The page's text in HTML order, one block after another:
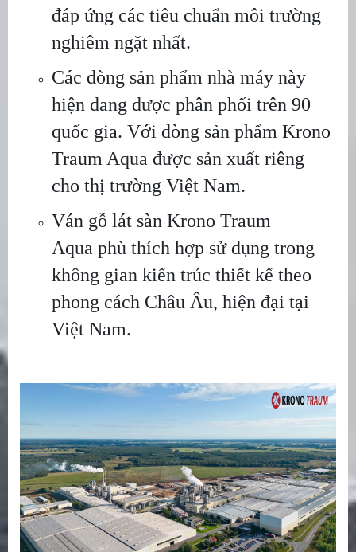
đáp ứng các tiêu chuẩn môi trường
nghiêm ngặt nhất.
Các dòng sản phẩm nhà máy này
hiện đang được phân phối trên 90
quốc gia. Với dòng sản phẩm Krono
Traum Aqua được sản xuất riêng
cho thị trường Việt Nam.
Ván gỗ lát sàn Krono Traum
Aqua phù thích hợp sử dụng trong
không gian kiến trúc thiết kế theo
phong cách Châu Âu, hiện đại tại
Việt Nam.